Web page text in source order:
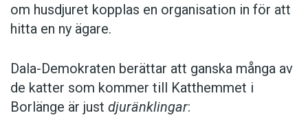
om husdjuret kopplas en organisation in för att
hitta en ny ägare.
Dala-Demokraten berättar att ganska många av
de katter som kommer till Katthemmet i
Borlänge är just djuränklingar: